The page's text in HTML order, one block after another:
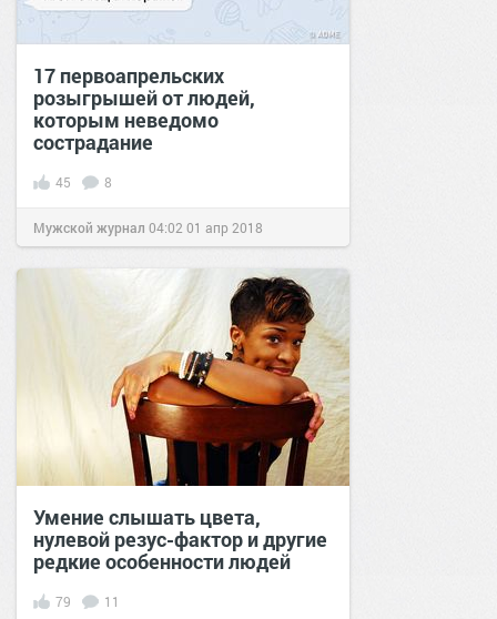
17 первоапрельских
розыгрышей от людей,
которым неведомо
сострадание
45 8
Мужской журнал 04:02 01 апр 2018
Умение слышать цвета,
нулевой резус-фактор и другие
редкие особенности людей
79 11